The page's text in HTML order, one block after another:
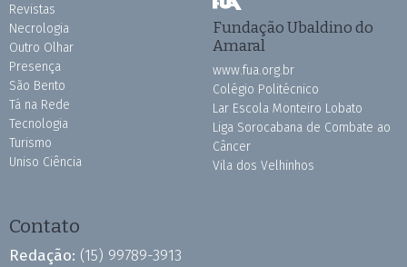
Revistas
Necrologia
Outro Olhar
Presença
São Bento
Tá na Rede
Tecnologia
Turismo
Uniso Ciência
Fundação Ubaldino do
Amaral
www.fua.org.br
Colégio Politécnico
Lar Escola Monteiro Lobato
Liga Sorocabana de Combate ao
Câncer
Vila dos Velhinhos
Contato
Redação: (15) 99789-3913